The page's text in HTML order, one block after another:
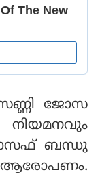
സണ്ണി ജോസ
നിയമനവും
ബന്ധു
ആരോപണം.